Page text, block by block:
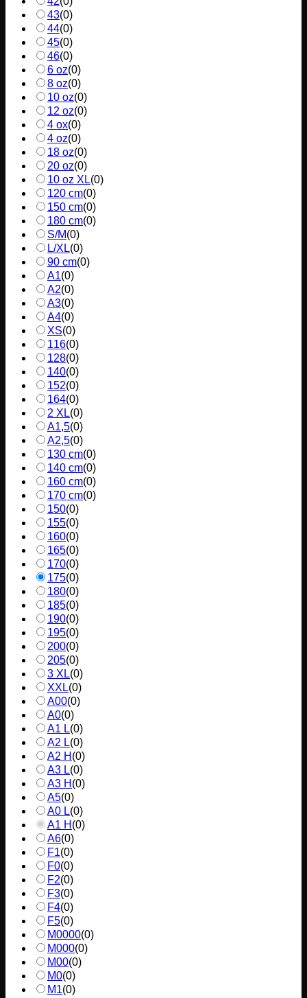
43(0)
44(0)
45(0)
46(0)
6 oz(0)
8 oz(0)
10 oz(0)
12 oz(0)
4 ox(0)
4 oz(0)
18 oz(0)
20 oz(0)
10 oz XL(0)
120 cm(0)
150 cm(0)
180 cm(0)
S/M(0)
L/XL(0)
90 cm(0)
A1(0)
A2(0)
A3(0)
A4(0)
XS(0)
116(0)
128(0)
140(0)
152(0)
164(0)
2 XL(0)
A1,5(0)
A2,5(0)
130 cm(0)
140 cm(0)
160 cm(0)
170 cm(0)
150(0)
155(0)
160(0)
165(0)
170(0)
175(0)
180(0)
185(0)
190(0)
195(0)
200(0)
205(0)
3 XL(0)
XXL(0)
A00(0)
A0(0)
A1 L(0)
A2 L(0)
A2 H (0)
A3 L(0)
A3 H (0)
A5(0)
A0 L(0)
A1 H (0)
A6(0)
F1(0)
F0(0)
F2(0)
F3(0)
F4(0)
F5(0)
M0000(0)
M000(0)
M00(0)
M0(0)
M1(0)